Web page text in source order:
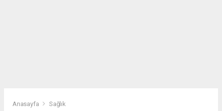
Anasayfa Sağlık